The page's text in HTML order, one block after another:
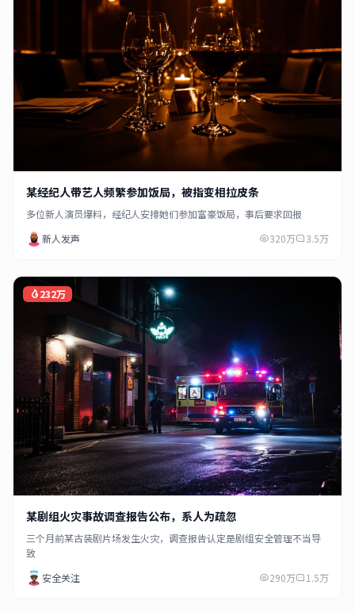
某经纪人带艺人频繁参加饭局，被指变相拉皮条
多位新人演员爆料，经纪人安排她们参加富豪饭局，事后要求回报
新人发声
320万 3.5万
232万
某剧组火灾事故调查报告公布，系人为疏忽
三个月前某古装剧片场发生火灾，调查报告认定是剧组安全管理不当导
致
安全关注
290万 1.5万